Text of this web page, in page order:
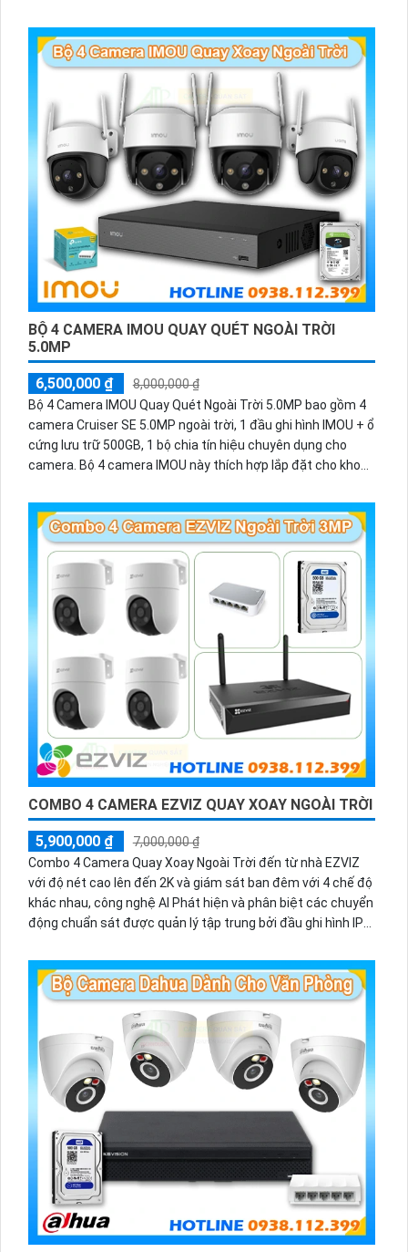
50% dung lượng lưu trữ. Đầu ghi 16 kênh cho phép bạn giám
sát và lưu trữ nhiều điểm khác nhau một cách dễ dàng. Sản
phẩm này đáng để bạn lựa chọn.
BỘ 4 CAMERA IMOU QUAY QUÉT NGOÀI TRỜI
5.0MP
6,500,000 ₫
8,000,000 ₫
Bộ 4 Camera IMOU Quay Quét Ngoài Trời 5.0MP bao gồm 4
camera Cruiser SE 5.0MP ngoài trời, 1 đầu ghi hình IMOU + ổ
cứng lưu trữ 500GB, 1 bộ chia tín hiệu chuyên dụng cho
camera. Bộ 4 camera IMOU này thích hợp lắp đặt cho kho
trời.
COMBO 4 CAMERA EZVIZ QUAY XOAY NGOÀI TRỜI
5,900,000 ₫
7,000,000 ₫
Combo 4 Camera Quay Xoay Ngoài Trời đến từ nhà EZVIZ
với độ nét cao lên đến 2K và giám sát ban đêm với 4 chế độ
khác nhau, công nghệ AI Phát hiện và phân biệt các chuyển
động chuẩn sát được quản lý tập trung bởi đầu ghi hình IP